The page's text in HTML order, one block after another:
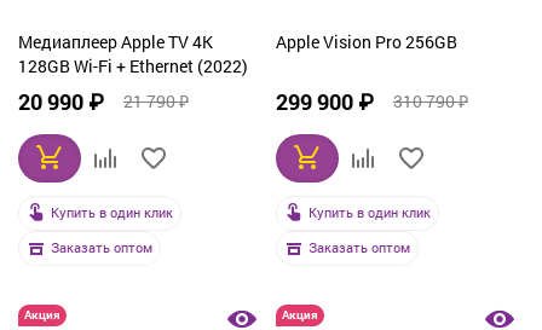
Медиаплеер Apple TV 4K
128GB Wi-Fi + Ethernet (2022)
20 990 ₽ 21 790 ₽
Купить в один клик
Заказать оптом
Apple Vision Pro 256GB
299 900 ₽ 310 790 ₽
Купить в один клик
Заказать оптом
Акция Акция